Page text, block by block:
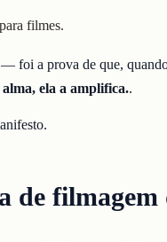
filmes.
foi a prova de que,
ela a amplifica..
de filmagem